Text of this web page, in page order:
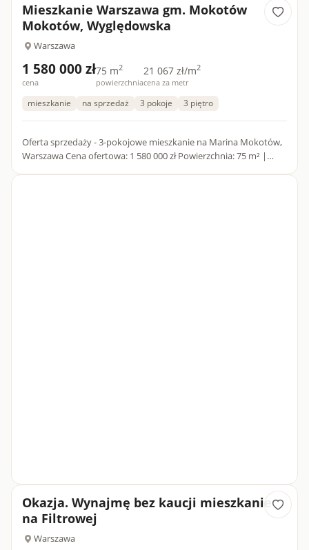
Mieszkanie Warszawa gm. Mokotów
Mokotów, Wyględowska
Warszawa
1 580 000 zł
cena
75 m2
powierzchnia
21 067 zł/m2
cena za metr
mieszkanie na sprzedaż 3 pokoje 3 piętro
Oferta sprzedaży - 3-pokojowe mieszkanie na Marina Mokotów,
Warszawa Cena ofertowa: 1 580 000 zł Powierzchnia: 75 m² |
Okazja. Wynajmę bez kaucji mieszkanie
na Filtrowej
Warszawa